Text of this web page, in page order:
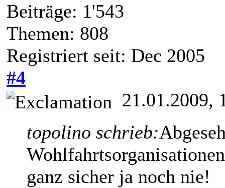
Beiträge: 1'543
Themen: 808
Registriert seit: Dec 2005
#4
21.01.2009,
topolino schrieb:
ganz sicher ja noch nie!